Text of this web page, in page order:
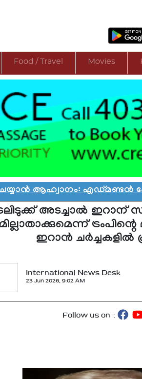
Food / Travel Movies
എഡ്മണ്ടൻ
അടച്ചാല്‍ ഇറാന്
ഇറാന്‍ ചര്‍ച്ചകളില്‍
International News Desk
23 Jun 2026, 9:02 AM
Follow us on :